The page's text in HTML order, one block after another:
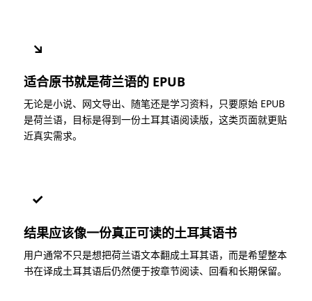
↘
适合原书就是荷兰语的 EPUB
无论是小说、网文导出、随笔还是学习资料，只要原始 EPUB
是荷兰语，目标是得到一份土耳其语阅读版，这类页面就更贴
近真实需求。
✓
结果应该像一份真正可读的土耳其语书
用户通常不只是想把荷兰语文本翻成土耳其语，而是希望整本
书在译成土耳其语后仍然便于按章节阅读、回看和长期保留。